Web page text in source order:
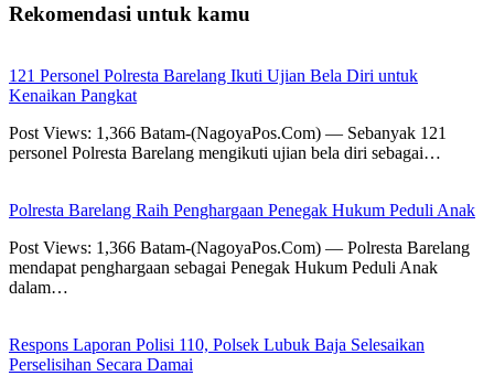
Rekomendasi untuk kamu
121 Personel Polresta Barelang Ikuti Ujian Bela Diri untuk
Kenaikan Pangkat
Post Views: 1,366 Batam-(NagoyaPos.Com) — Sebanyak 121
personel Polresta Barelang mengikuti ujian bela diri sebagai…
Polresta Barelang Raih Penghargaan Penegak Hukum Peduli Anak
Post Views: 1,366 Batam-(NagoyaPos.Com) — Polresta Barelang
mendapat penghargaan sebagai Penegak Hukum Peduli Anak
dalam…
Respons Laporan Polisi 110, Polsek Lubuk Baja Selesaikan
Perselisihan Secara Damai